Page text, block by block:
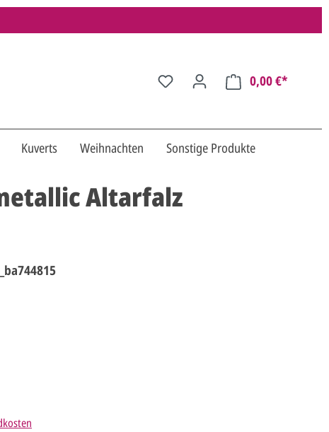
0,00 €*
Kuverts Weihnachten Sonstige Produkte
Altarfalz